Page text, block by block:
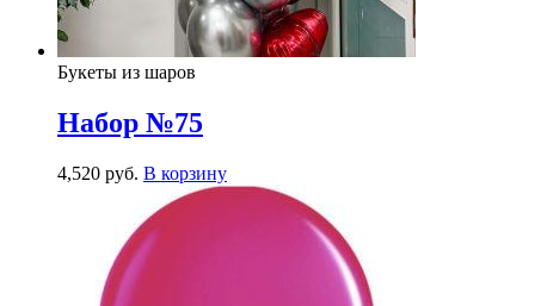
Букеты из шаров
Набор №75
4,520 руб. В корзину